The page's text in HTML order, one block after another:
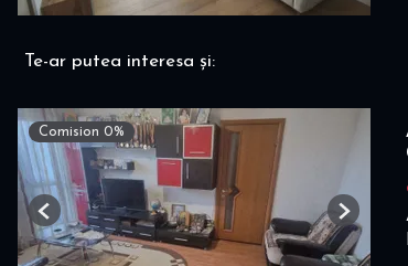
Te-ar putea interesa și:
Comision 0%
Previous Next